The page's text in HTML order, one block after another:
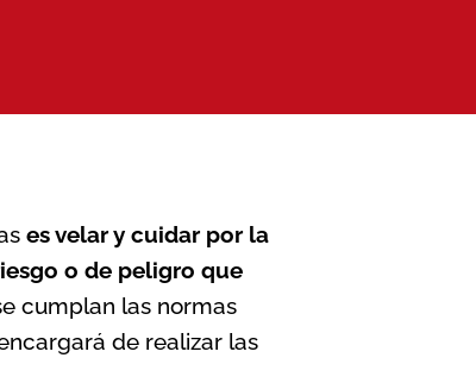
es velar y cuidar por la
o de peligro que
cumplan las normas
de realizar las